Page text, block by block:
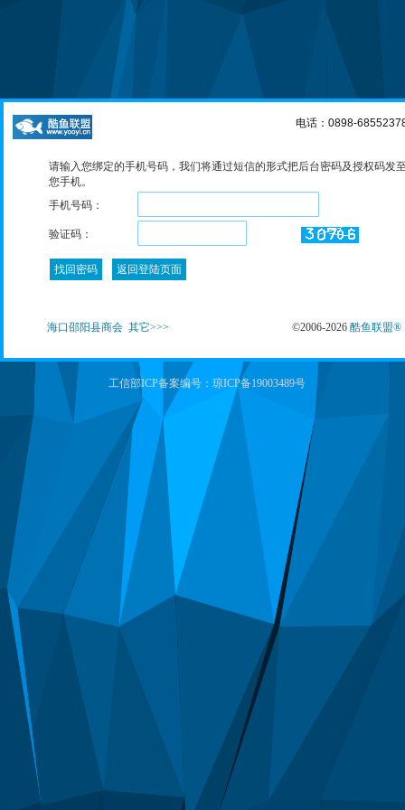
电话：0898-
请输入您绑定的手机号码，我们将通过短信的形式把后台密码及授权码发
您手机。
手机号码：
验证码：
海口邵阳县商会 其它>>> ©2006-2026 酷鱼联盟®
工信部ICP备案编号：琼ICP备19003489号